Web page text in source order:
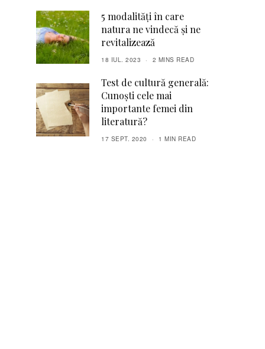
5 modalități în care
natura ne vindecă și ne
revitalizează
18 IUL. 2023 2 MINS READ
Test de cultură generală:
Cunoști cele mai
importante femei din
literatură?
17 SEPT. 2020 1 MIN READ